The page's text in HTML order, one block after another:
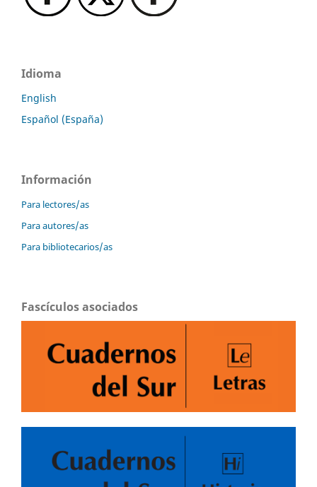
Idioma
English
Español (España)
Información
Para lectores/as
Para autores/as
Para bibliotecarios/as
Fascículos asociados